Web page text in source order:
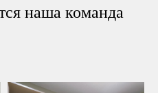
наша команда